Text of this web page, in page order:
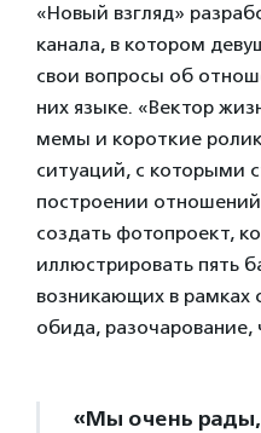
«Новый взгляд»
канала, в котором
свои вопросы об
них языке. «Вектор
мемы и короткие
ситуаций, с которыми
построении
создать фотопроект,
иллюстрировать пять
возникающих в рамках
обида, разочарование,
«Мы очень рады,